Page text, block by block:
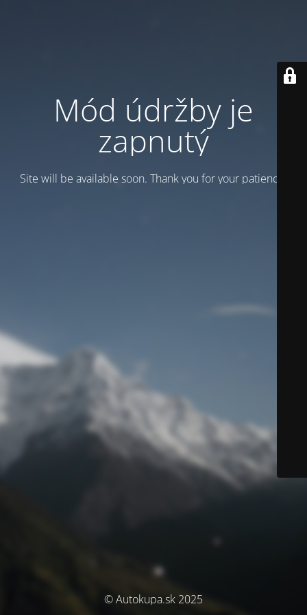
Mód údržby je
zapnutý
Site will be available soon. Thank you for your patience!
© Autokupa.sk 2025